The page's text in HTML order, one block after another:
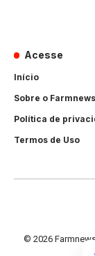
Acesse
Início
Sobre o Farmnews
Política de
Termos de Uso
© 2026